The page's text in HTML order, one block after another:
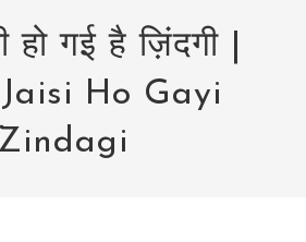
गई है ज़िंदगी |
Ho Gayi
Zindagi